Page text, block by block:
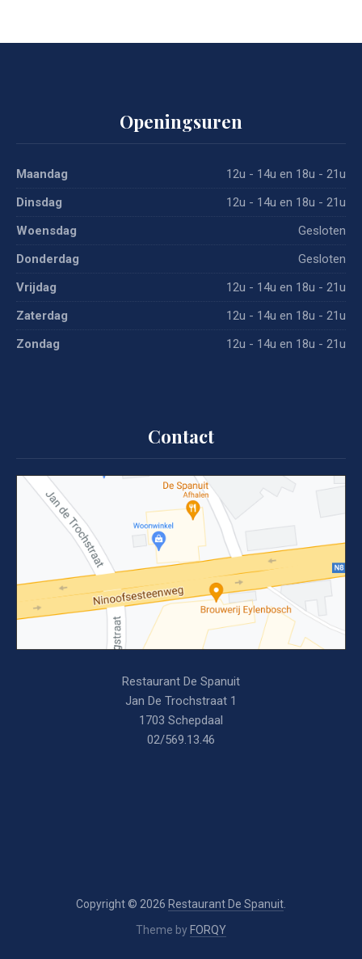
Openingsuren
Maandag
12u - 14u en 18u - 21u
Dinsdag
12u - 14u en 18u - 21u
Woensdag
Gesloten
Donderdag
Gesloten
Vrijdag
12u - 14u en 18u - 21u
Zaterdag
12u - 14u en 18u - 21u
Zondag
12u - 14u en 18u - 21u
Contact
Restaurant De Spanuit
Jan De Trochstraat 1
1703 Schepdaal
02/569.13.46
Copyright © 2026 Restaurant De Spanuit
Theme by FORQY